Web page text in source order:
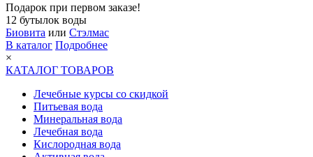
Подарок при первом заказе!
12 бутылок воды
Биовита или Стэлмас
В каталог Подробнее
×
КАТАЛОГ ТОВАРОВ
Лечебные курсы со скидкой
Питьевая вода
Минеральная вода
Лечебная вода
Кислородная вода